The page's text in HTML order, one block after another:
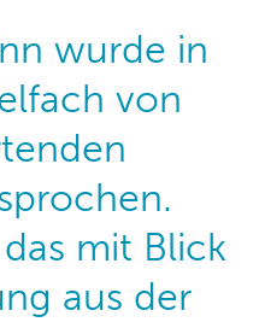
wurde in
von
mit Blick
aus der